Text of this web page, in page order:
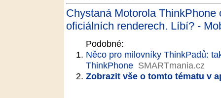
Chystaná Motorola
oficiálních renderech. Líbí? -
Podobné:
Něco pro milovníky ThinkPadů:
ThinkPhone SMARTmania.cz
Zobrazit vše o tomto tématu v